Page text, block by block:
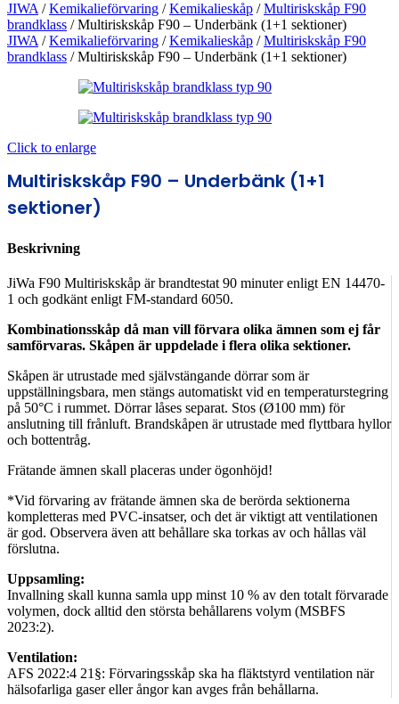
JIWA /Kemikalieförvaring /Kemikalieskåp /Multiriskskåp F90
brandklass /Multiriskskåp F90 – Underbänk (1+1 sektioner)
JIWA /Kemikalieförvaring /Kemikalieskåp /Multiriskskåp F90
brandklass /Multiriskskåp F90 – Underbänk (1+1 sektioner)
Click to enlarge
Multiriskskåp F90 – Underbänk (1+1
sektioner)
Beskrivning
JiWa F90 Multiriskskåp är brandtestat 90 minuter enligt EN 14470-
1 och godkänt enligt FM-standard 6050.
Kombinationsskåp då man vill förvara olika ämnen som ej får
samförvaras. Skåpen är uppdelade i flera olika sektioner.
Skåpen är utrustade med självstängande dörrar som är
uppställningsbara, men stängs automatiskt vid en temperaturstegring
på 50°C i rummet. Dörrar låses separat. Stos (Ø100 mm) för
anslutning till frånluft. Brandskåpen är utrustade med flyttbara hyllor
och bottentråg.
Frätande ämnen skall placeras under ögonhöjd!
*Vid förvaring av frätande ämnen ska de berörda sektionerna
kompletteras med PVC-insatser, och det är viktigt att ventilationen
är god. Observera även att behållare ska torkas av och hållas väl
förslutna.
Uppsamling:
Invallning skall kunna samla upp minst 10 % av den totalt förvarade
volymen, dock alltid den största behållarens volym (MSBFS
2023:2).
Ventilation:
AFS 2022:4 21§: Förvaringsskåp ska ha fläktstyrd ventilation när
hälsofarliga gaser eller ångor kan avges från behållarna.